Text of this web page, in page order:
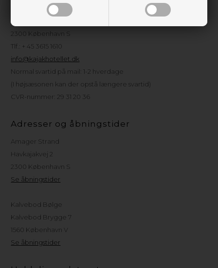
Kajakhotellet ApS
Amager Strandpark, Havkajakvej 2
2300 København S
Tlf.: + 45 3615 1610
info@kajakhotellet.dk
Normal svartid på mail: 1-2 hverdage
(I højsæsonen kan der opstå længere svartid)
CVR-nummer: 29 31 20 36
Adresser og åbningstider
Amager Strand
Havkajakvej 2
2300 København S
Se åbningstider
Kalvebod Bølge
Kalvebod Brygge 7
1560 København V
Se åbningstider